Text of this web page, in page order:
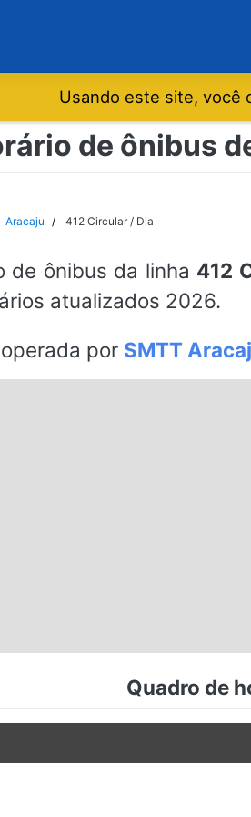
Usando este site, você
de ônibus
Aracaju 412 Circular / Dia
de ônibus da linha 412
atualizados 2026.
por SMTT
Quadro de